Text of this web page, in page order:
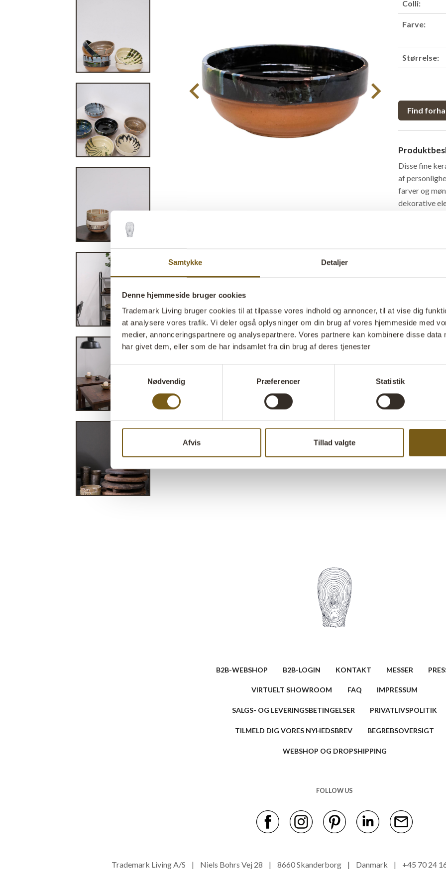
Samtykke Detaljer
Denne hjemmeside bruger cookies
Trademark Living bruger cookies til at tilpasse vores indhold og annoncer, til at vise dig
at analysere vores trafik. Vi deler også oplysninger om din brug af vores hjemmeside med
medier, annonceringspartnere og analysepartnere. Vores partnere kan kombinere disse data
har givet dem, eller som de har indsamlet fra din brug af deres tjenester
Nødvendig
Præferencer Statistik
Afvis Tillad valgte
Colli:
Farve:
Størrelse:
Find
Disse fine
af
farver og
dekorative
til smykker,
smuk måde.
sammen.
dekorativ
kommer til
er helt ens –
Stil
B2B-WEBSHOP B2B-LOGIN KONTAKT MESSER
VIRTUELT SHOWROOM FAQ IMPRESSUM
SALGS- OG LEVERINGSBETINGELSER PRIVATLIVSPOLITIK
TILMELD DIG VORES NYHEDSBREV BEGREBSOVERSIGT
WEBSHOP OG DROPSHIPPING
FOLLOW US
Trademark Living A/S | Niels Bohrs Vej 28 | 8660 Skanderborg | Danmark | +45 70 24